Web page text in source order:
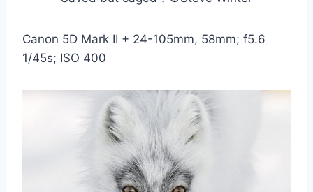
Canon 5D Mark II + 24-105mm, 58mm; f5.6
1/45s; ISO 400